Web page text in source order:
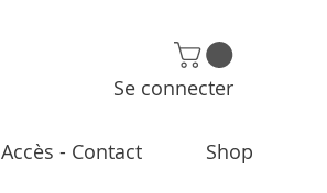
Se connecter
Accès - Contact Shop